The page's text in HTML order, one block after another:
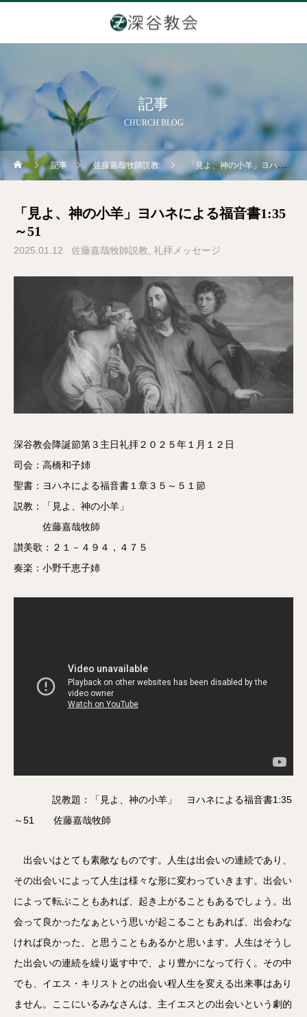
記事
CHURCH BLOG
記事 佐藤嘉哉牧師説教 「見よ、神の小羊」ヨハネによる福音書1:35～51
「見よ、神の小羊」ヨハネによる福音書1:35
～51
2025.01.12 佐藤嘉哉牧師説教 礼拝メッセージ
深谷教会降誕節第３主日礼拝２０２５年１月１２日
司会：高橋和子姉
聖書：ヨハネによる福音書１章３５～５１節
説教：「見よ、神の小羊」
佐藤嘉哉牧師
讃美歌：２１－４９４，４７５
奏楽：小野千恵子姉
説教題：「見よ、神の小羊」 ヨハネによる福音書1:35
～51 佐藤嘉哉牧師
出会いはとても素敵なものです。人生は出会いの連続であり、
その出会いによって人生は様々な形に変わっていきます。出会い
によって転ぶこともあれば、起き上がることもあるでしょう。出
会って良かったなぁという思いが起こることもあれば、出会わな
ければ良かった、と思うこともあるかと思います。人生はそうし
た出会いの連続を繰り返す中で、より豊かになって行く。その中
でも、イエス・キリストとの出会い程人生を変える出来事はあり
ません。ここにいるみなさんは、主イエスとの出会いという劇的